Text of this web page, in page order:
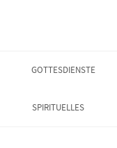
GOTTESDIENSTE
SPIRITUELLES